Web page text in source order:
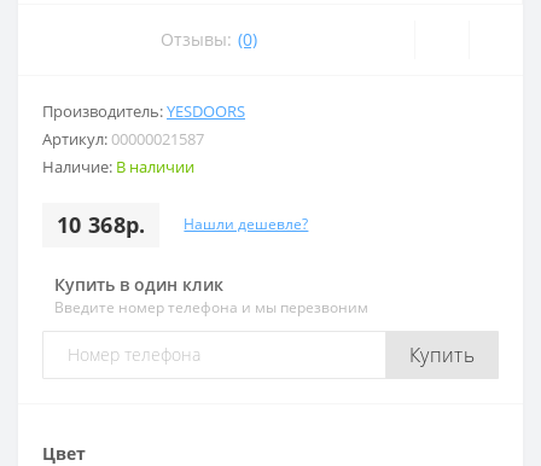
Отзывы: (0)
Производитель:YESDOORS
Артикул:00000021587
Наличие: В наличии
10 368р. Нашли дешевле?
Купить в один клик
Введите номер телефона и мы перезвоним
Купить
Цвет